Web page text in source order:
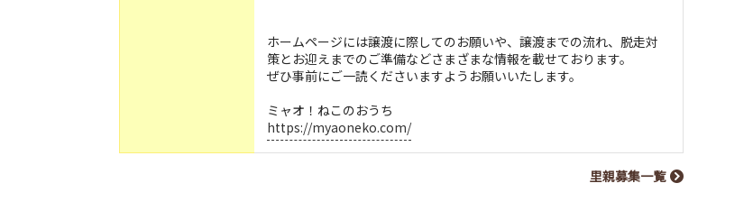
ホームページには譲渡に際してのお願いや、譲渡までの流れ、脱走対
策とお迎えまでのご準備などさまざまな情報を載せております。
ぜひ事前にご一読くださいますようお願いいたします。
ミャオ！ねこのおうち
https://myaoneko.com/
里親募集一覧